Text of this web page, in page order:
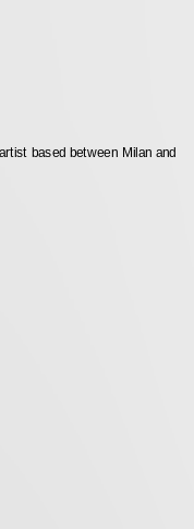
based between Milan and